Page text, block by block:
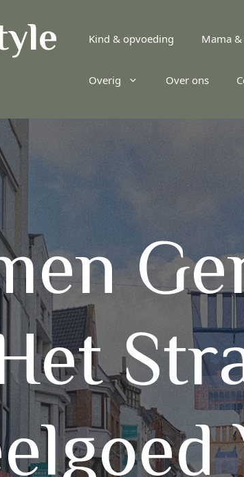
Kind & opvoeding Mama
Overig Over ons